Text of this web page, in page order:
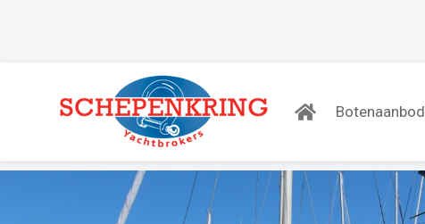
Botenaanbod